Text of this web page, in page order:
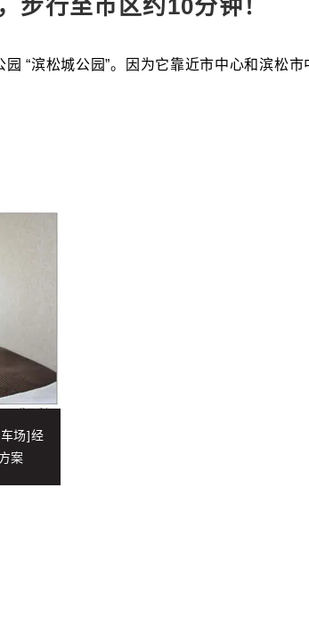
步行至市区约10分钟！
“滨松城公园”。因为它靠近市中心和滨松市
场]经
案